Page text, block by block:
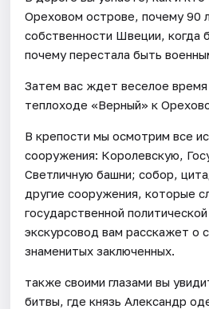
Ореховом острове, почему 90
собственности Швеции, когда
почему перестала быть
Затем вас ждет веселое
теплоходе «Верный» к
В крепости мы осмотрим все
сооружения: Королевскую,
Светличную башни; собор,
другие сооружения, которые
государственной
экскурсовод вам расскажет о
знаменитых заключенных.
также своими глазами вы
битвы, где князь Александр